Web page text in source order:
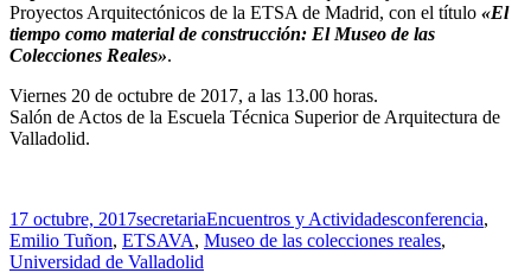
Proyectos Arquitectónicos de la ETSA de Madrid, con el título «El
tiempo como material de construcción: El Museo de las
Colecciones Reales».
Viernes 20 de octubre de 2017, a las 13.00 horas.
Salón de Actos de la Escuela Técnica Superior de Arquitectura de
Valladolid.
Publicado
el
17 octubre, 2017Autor
secretariaCategorías
Encuentros y ActividadesEtiquetas
conferencia,
Emilio Tuñon, ETSAVA, Museo de las colecciones reales,
Universidad de Valladolid